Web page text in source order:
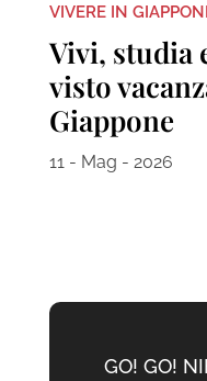
VIVERE IN
Vivi, studia
visto
Giappone
11 - Mag - 2026
GO! GO!